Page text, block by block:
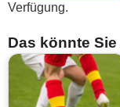
Verfügung.
Das könnte